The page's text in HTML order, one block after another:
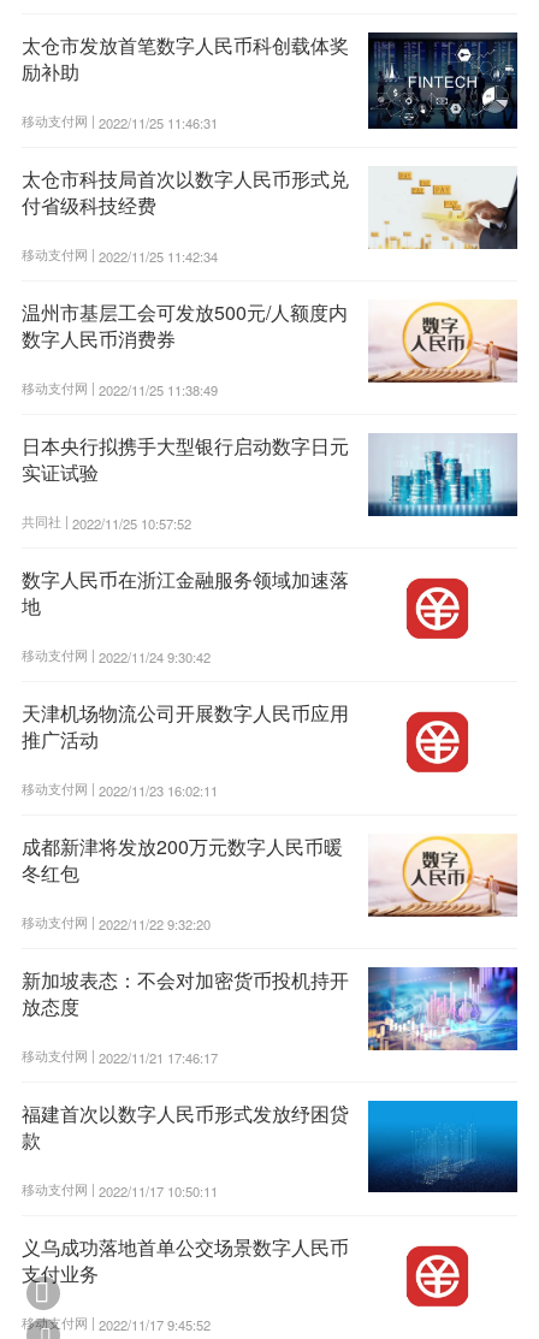
太仓市发放首笔数字人民币科创载体奖
励补助
移动支付网 | 2022/11/25 11:46:31
太仓市科技局首次以数字人民币形式兑
付省级科技经费
移动支付网 | 2022/11/25 11:42:34
温州市基层工会可发放500元/人额度内
数字人民币消费券
移动支付网 | 2022/11/25 11:38:49
日本央行拟携手大型银行启动数字日元
实证试验
共同社 | 2022/11/25 10:57:52
数字人民币在浙江金融服务领域加速落
地
移动支付网 | 2022/11/24 9:30:42
天津机场物流公司开展数字人民币应用
推广活动
移动支付网 | 2022/11/23 16:02:11
成都新津将发放200万元数字人民币暖
冬红包
移动支付网 | 2022/11/22 9:32:20
新加坡表态：不会对加密货币投机持开
放态度
移动支付网 | 2022/11/21 17:46:17
福建首次以数字人民币形式发放纾困贷
款
移动支付网 | 2022/11/17 10:50:11
义乌成功落地首单公交场景数字人民币
支付业务
移动支付网 | 2022/11/17 9:45:52
